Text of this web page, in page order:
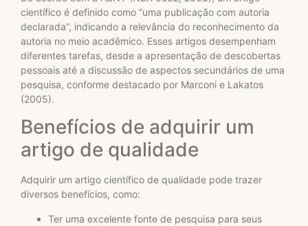
científico é definido como “uma publicação com autoria
declarada”, indicando a relevância do reconhecimento da
autoria no meio acadêmico. Esses artigos desempenham
diferentes tarefas, desde a apresentação de descobertas
pessoais até a discussão de aspectos secundários de uma
pesquisa, conforme destacado por Marconi e Lakatos
(2005).
Benefícios de adquirir um
artigo de qualidade
Adquirir um artigo científico de qualidade pode trazer
diversos benefícios, como:
Ter uma excelente fonte de pesquisa para seus